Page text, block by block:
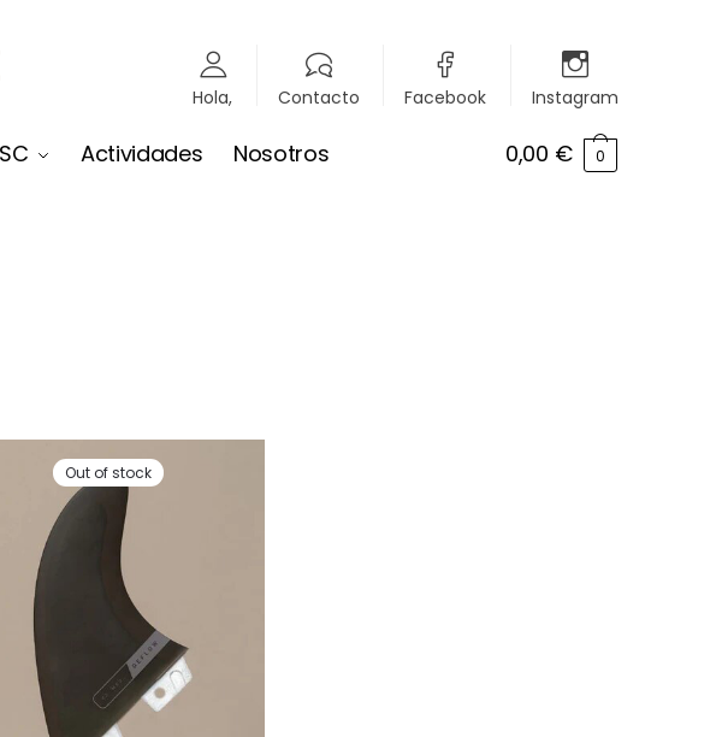
Hola, Contacto Facebook Instagram
Actividades Nosotros 0,00 € 0
Out of stock